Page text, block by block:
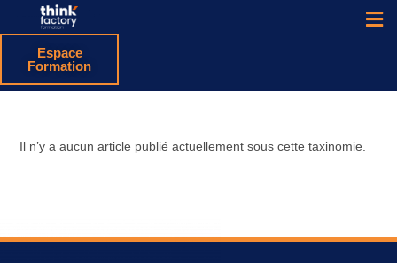
Espace
Formation
Il n’y a aucun article publié actuellement sous cette taxinomie.